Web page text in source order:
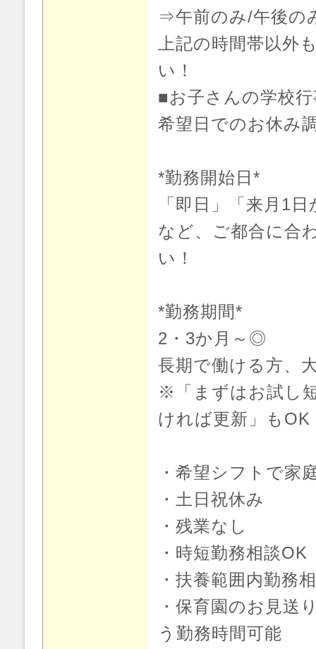
⇒午前のみ/午後の
上記の時間帯以外
い！
■お子さんの学校
希望日でのお休み
*勤務開始日*
「即日」「来月1
など、ご都合に合
い！
*勤務期間*
2・3か月～◎
長期で働ける方、
※「まずはお試し
ければ更新」もOK
・希望シフトで家
・土日祝休み
・残業なし
・時短勤務相談OK
・扶養範囲内勤務
・保育園のお見送
う勤務時間可能